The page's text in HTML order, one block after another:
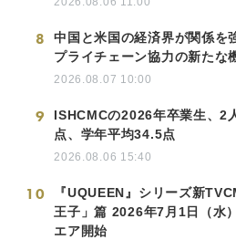
8
中国と米国の経済界が関係を
プライチェーン協力の新たな
2026.08.07 10:00
9
ISHCMCの2026年卒業生、2
点、学年平均34.5点
2026.08.06 15:40
10
『UQUEEN』シリーズ新
王子」篇 2026年7月1日（水
エア開始